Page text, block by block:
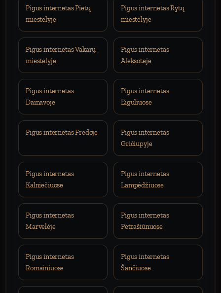
Pigus internetas Pietų
miestelyje
Pigus internetas Rytų
miestelyje
Pigus internetas Vakarų
miestelyje
Pigus internetas
Aleksoteje
Pigus internetas
Dainavoje
Pigus internetas
Eiguliuose
Pigus internetas Fredoje
Pigus internetas
Gričiupyje
Pigus internetas
Kalniečiuose
Pigus internetas
Lampėdžiuose
Pigus internetas
Marvelėje
Pigus internetas
Petrašiūnuose
Pigus internetas
Romainiuose
Pigus internetas
Šančiuose